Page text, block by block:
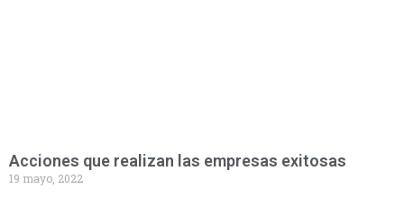
Acciones que realizan las empresas exitosas
19 mayo, 2022